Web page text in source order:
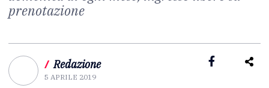
prenotazione
/ Redazione
5 APRILE 2019